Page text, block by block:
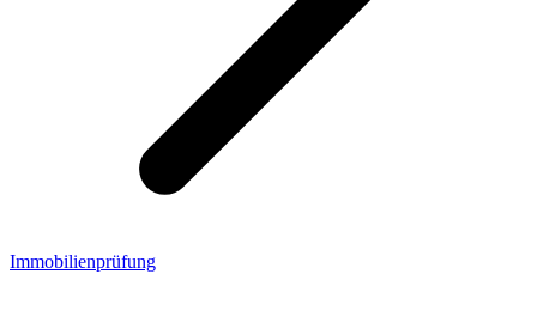
Immobilienprüfung